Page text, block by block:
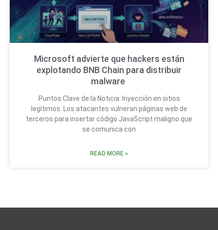
Microsoft advierte que hackers están
explotando BNB Chain para distribuir
malware
Puntos Clave de la Noticia: Inyección en sitios
legítimos: Los atacantes vulneran páginas web de
terceros para insertar código JavaScript maligno que
se comunica con
READ MORE »